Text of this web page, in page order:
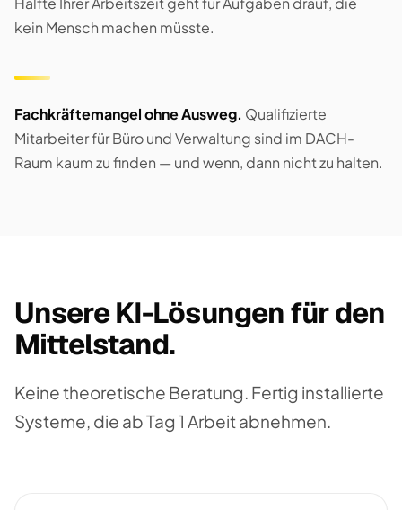
kein Mensch machen müsste.
Fachkräftemangel ohne Ausweg. Qualifizierte
Mitarbeiter für Büro und Verwaltung sind im DACH-
Raum kaum zu finden — und wenn, dann nicht zu halten.
Unsere KI-Lösungen für den
Mittelstand.
Keine theoretische Beratung. Fertig installierte
Systeme, die ab Tag 1 Arbeit abnehmen.